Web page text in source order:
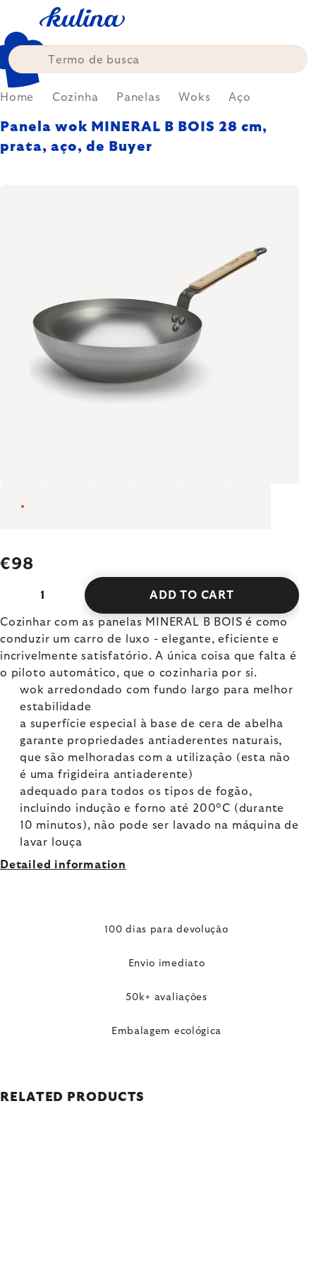
content
Home Cozinha Panelas Woks Aço
Panela wok MINERAL B BOIS 28 cm,
prata, aço, de Buyer
€98
ADD TO CART
Cozinhar com as panelas MINERAL B BOIS é como
conduzir um carro de luxo - elegante, eficiente e
incrivelmente satisfatório. A única coisa que falta é
o piloto automático, que o cozinharia por si.
wok arredondado com fundo largo para melhor
estabilidade
a superfície especial à base de cera de abelha
garante propriedades antiaderentes naturais,
que são melhoradas com a utilização (esta não
é uma frigideira antiaderente)
adequado para todos os tipos de fogão,
incluindo indução e forno até 200°C (durante
10 minutos), não pode ser lavado na máquina de
lavar louça
Detailed information
100 dias para devolução
Envio imediato
50k+ avaliações
Embalagem ecológica
RELATED PRODUCTS